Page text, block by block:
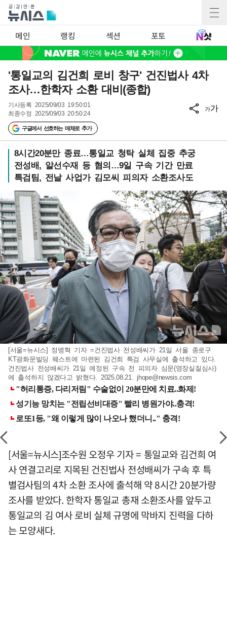
메인 랭킹 섹션 포토
'통일교의 김건희 로비 창구' 건진법사 4차
조사…한학자 소환 대비(종합)
기사등록 2025/09/03 19:50:01
최종수정 2025/09/03 20:50:24
구글에서 선호하는 매체로 추가
가가
8시간20분만 종료…통일교 청탁 실체 집중 추궁
전성배, 알선수재 등 혐의…9일 구속 기간 만료
특검팀, 전날 사업가 김모씨 피의자 소환조사도
[서울=뉴시스] 정병혁 기자 =건진법사 전성배씨가 21일 서울 종로구
KT광화문빌딩 웨스트에 마련된 김건희 특검 사무실에 출석하고 있다.
건진법사 전성배씨가 21일 예정된 구속 전 피의자 심문(영장실질심사)
에 출석하지 않겠다고 밝혔다. 2025.08.21. jhope@newsis.com
[서울=뉴시스]조수원 오정우 기자 = 통일교와 김건희 여
사 연결고리로 지목된 건진법사 전성배씨가 구속 후 특
별검사팀의 4차 소환 조사에 출석해 약 8시간 20분가량
조사를 받았다. 한학자 통일교 총재 소환조사를 앞두고
통일교의 김 여사 로비 실체 규명에 막바지 진력을 다하
는 모양새다.